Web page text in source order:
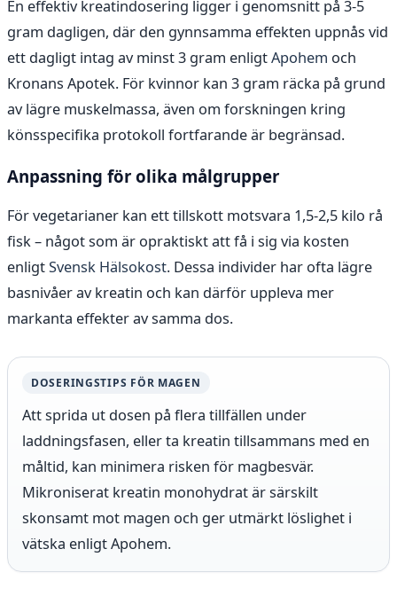
En effektiv kreatindosering ligger i genomsnitt på 3-5
gram dagligen, där den gynnsamma effekten uppnås vid
ett dagligt intag av minst 3 gram enligtApohem och
Kronans Apotek. För kvinnor kan 3 gram räcka på grund
av lägre muskelmassa, även om forskningen kring
könsspecifika protokoll fortfarande är begränsad.
Anpassning för olika målgrupper
För vegetarianer kan ett tillskott motsvara 1,5-2,5 kilo rå
fisk – något som är opraktiskt att få i sig via kosten
enligtSvensk Hälsokost. Dessa individer har ofta lägre
basnivåer av kreatin och kan därför uppleva mer
markanta effekter av samma dos.
DOSERINGSTIPS FÖR MAGEN
Att sprida ut dosen på flera tillfällen under
laddningsfasen, eller ta kreatin tillsammans med en
måltid, kan minimera risken för magbesvär.
Mikroniserat kreatin monohydrat är särskilt
skonsamt mot magen och ger utmärkt löslighet i
vätska enligt Apohem.